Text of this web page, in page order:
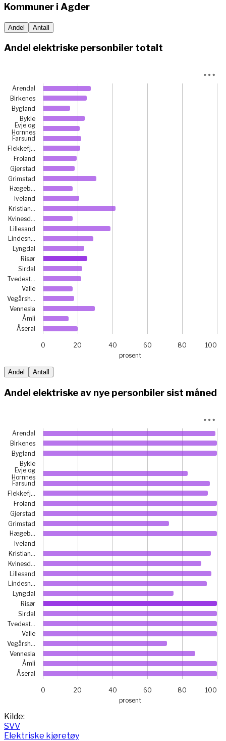
Kommuner i Agder
Andel Antall
Andel elektriske personbiler totalt
Bar chart with 25 bars.
View as data table, Chart
The chart has 1 X axis displaying categories.
The chart has 1 Y axis displaying prosent. Data ranges
prosent
Arendal
Birkenes
Bygland
Bykle
Evje og
Hornnes
Farsund
Flekkefj…
Froland
Gjerstad
Grimstad
Hægeb…
Iveland
Kristian…
Kvinesd…
Lillesand
Lindesn…
Lyngdal
Risør
Sirdal
Tvedest…
Valle
Vegårsh…
Vennesla
Åmli
Åseral
0 20 40 60 80 100
End of interactive chart.
Andel Antall
Andel elektriske av nye personbiler sist måned
Bar chart with 25 bars.
View as data table, Chart
The chart has 1 X axis displaying categories.
The chart has 1 Y axis displaying prosent. Data ranges
prosent
Arendal
Birkenes
Bygland
Bykle
Evje og
Hornnes
Farsund
Flekkefj…
Froland
Gjerstad
Grimstad
Hægeb…
Iveland
Kristian…
Kvinesd…
Lillesand
Lindesn…
Lyngdal
Risør
Sirdal
Tvedest…
Valle
Vegårsh…
Vennesla
Åmli
Åseral
0 20 40 60 80 100
End of interactive chart.
Kilde:
SVV
Elektriske kjøretøy